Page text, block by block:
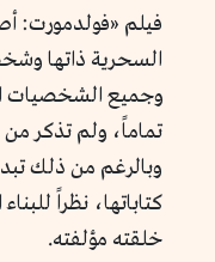
فيلم «فولدمورت:
السحرية ذاتها
وجميع الشخصيات
تماماً، ولم تذكر
وبالرغم من ذلك
كتاباتها، نظراً
خلقته مؤلفته.